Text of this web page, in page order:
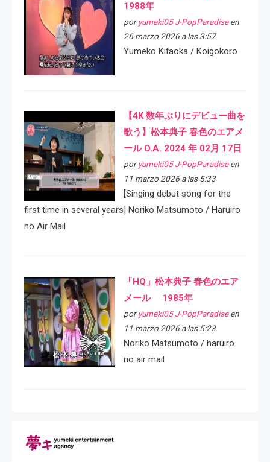
1988年
por yumeki05 J-PopParadiseen
26 marzo 2026 a las 3:57
Yumeko Kitaoka / Koigokoro
【4K 数年ぶりにデビュー曲を
歌う】松本典子 春色のエアメ
ール O.A. 2024 年 02月 17日
por yumeki05 J-PopParadiseen
11 marzo 2026 a las 5:33
[Singing debut song for the
first time in several years] Noriko Matsumoto / Haruiro
no Air Mail
「HQ」松本典子 春色のエア
メール 1985年
por yumeki05 J-PopParadiseen
11 marzo 2026 a las 5:23
Noriko Matsumoto / haruiro
no air mail